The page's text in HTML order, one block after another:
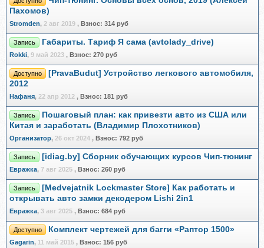
Пахомов)
Stromden, 2 авг 2019 , Взнос: 314 руб
Запись Габариты. Тариф Я сама (avtolady_drive)
Rokki, 9 май 2023 , Взнос: 270 руб
Доступно
[PravaBudut] Устройство легкового автомобиля,
2012
Нафаня, 22 апр 2012 , Взнос: 181 руб
Запись
Пошаговый план: как привезти авто из США или
Китая и заработать (Владимир Плохотников)
Организатор, 26 окт 2024 , Взнос: 792 руб
Запись [idiag.by] Сборник обучающих курсов Чип-тюнинг
Евражкa, 7 авг 2025 , Взнос: 260 руб
Запись
[Medvejatnik Lockmaster Store] Как работать и
открывать авто замки декодером Lishi 2in1
Евражкa, 3 авг 2025 , Взнос: 684 руб
Доступно Комплект чертежей для багги «Раптор 1500»
Gagarin, 11 май 2015 , Взнос: 156 руб